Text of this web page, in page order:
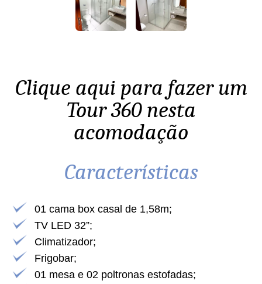
Clique aqui para fazer um
Tour 360 nesta
acomodação
Características
01 cama box casal de 1,58m;
TV LED 32”;
Climatizador;
Frigobar;
01 mesa e 02 poltronas estofadas;